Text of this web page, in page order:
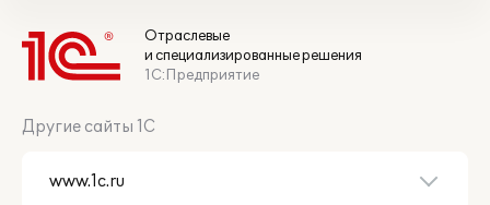
Отраслевые
и специализированные решения
1С:Предприятие
Другие сайты 1С